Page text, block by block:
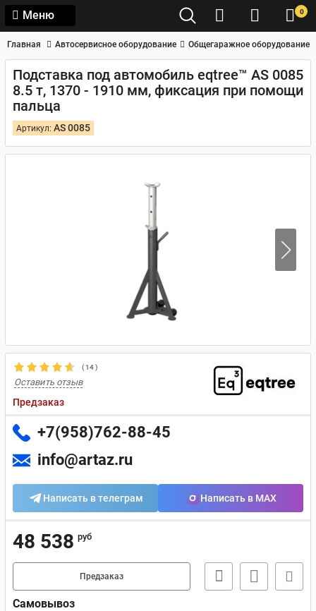
Меню 0
Главная Автосервисное оборудование Общегаражное оборудование
Подставка под автомобиль eqtree™ AS 0085
8.5 т, 1370 - 1910 мм, фиксация при помощи
пальца
Артикул: AS 0085
(14)
Оставить отзыв
Предзаказ
+7(958)762-88-45
info@artaz.ru
Написать в телеграм Написать в MAX
48 538 руб
Предзаказ
Самовывоз